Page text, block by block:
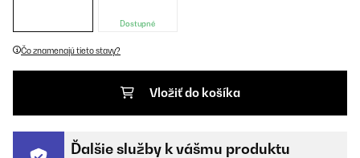
Dostupné
Čo znamenajú tieto stavy?
Vložiť do košíka
Ďalšie služby k vášmu produktu